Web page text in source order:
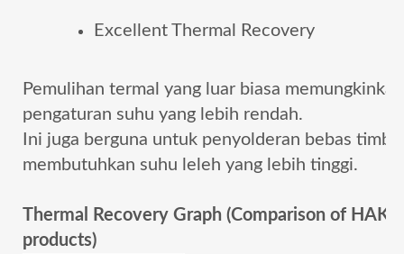
Excellent Thermal Recovery
Pemulihan termal yang luar biasa memungkinkan
pengaturan suhu yang lebih rendah.
Ini juga berguna untuk penyolderan bebas
membutuhkan suhu leleh yang lebih tinggi.
Thermal Recovery Graph (Comparison of
products)